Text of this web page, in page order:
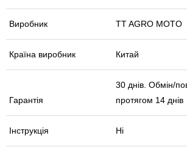
Виробник TT AGRO MOTO
Країна виробник Китай
Гарантія
30 днів. Обмін/
протягом 14 днів
Інструкція Ні